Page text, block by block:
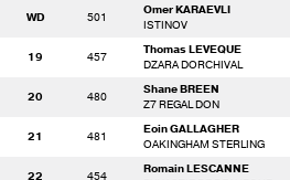
WD 501
Omer KARAEVLI
ISTINOV
19 457
Thomas LEVEQUE
DZARA DORCHIVAL
20 480
Shane BREEN
Z7 REGAL DON
21 481
Eoin GALLAGHER
OAKINGHAM STERLING
22 454
Romain LESCANNE